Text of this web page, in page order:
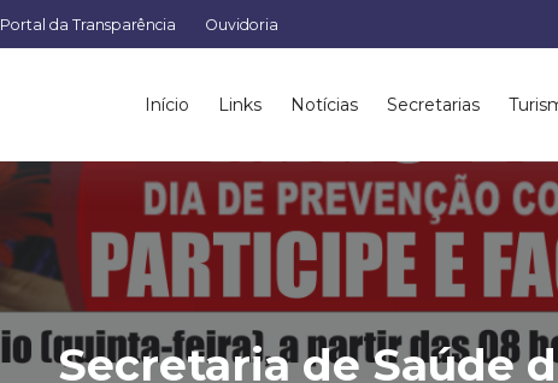
Portal da Transparência Ouvidoria
Início Links Notícias Secretarias
Secretaria de Saúde